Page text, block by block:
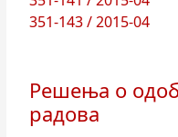
351-143 / 2015-04
Решења о
радова